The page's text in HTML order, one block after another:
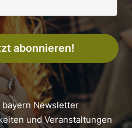
abonnieren!
Newsletter
und Veranstaltungen